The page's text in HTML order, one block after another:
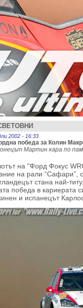
2002 - 16:33
победа за Колин
Мартин кара по
на "Форд Фокус
на рали “Сафари”,
стана най-
победа в кариерата
и испанецът